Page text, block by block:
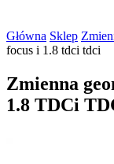
Główna Sklep
focus i 1.8 tdci tdci
Zmienna
1.8 TDCi